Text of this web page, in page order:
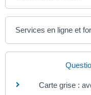
Services en ligne et
Carte grise :